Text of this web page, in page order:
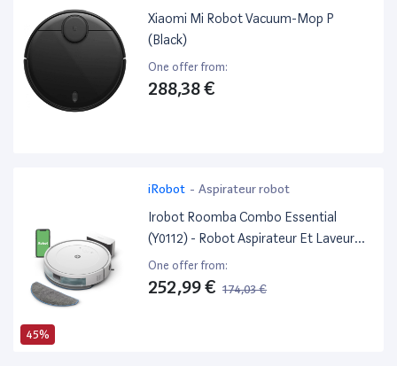
Xiaomi Mi Robot Vacuum-Mop P
(Black)
One offer from:
288,38 €
45%
iRobot - Aspirateur robot
Irobot Roomba Combo Essential
(Y0112) - Robot Aspirateur Et Laveur
Connecté - Efficace Et Puissant -
Système De Nettoyage En 4 Étapes -3
One offer from:
252,99 € 174,03 €